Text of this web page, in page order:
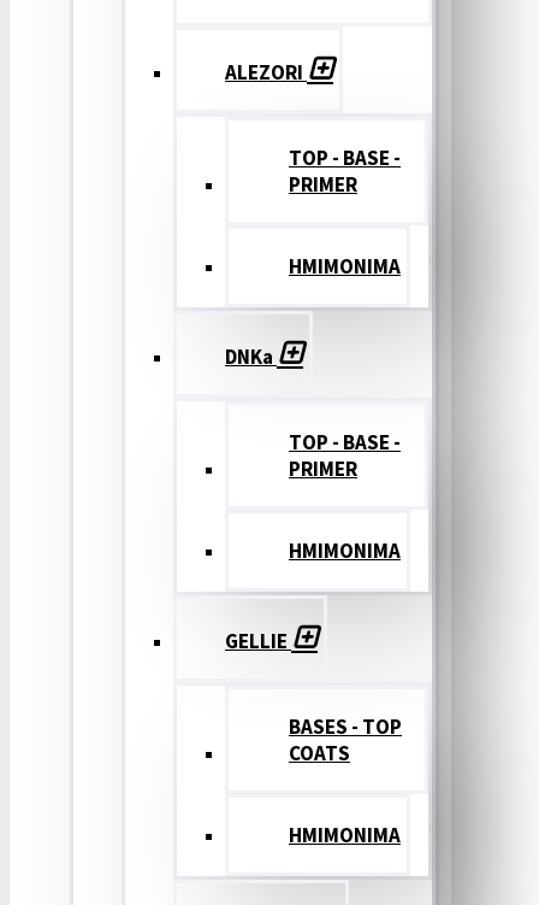
ALEZORI
TOP - BASE -
PRIMER
ΗΜΙΜΟΝΙΜΑ
DNKa
TOP - BASE -
PRIMER
ΗΜΙΜΟΝΙΜΑ
GELLIE
BASES - TOP
COATS
ΗΜΙΜΟΝΙΜΑ